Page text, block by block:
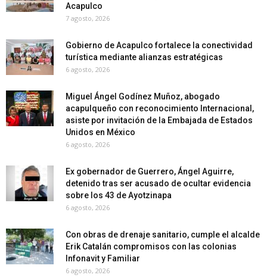
Acapulco
7 agosto, 2026
Gobierno de Acapulco fortalece la conectividad
turística mediante alianzas estratégicas
6 agosto, 2026
Miguel Ángel Godínez Muñoz, abogado
acapulqueño con reconocimiento Internacional,
asiste por invitación de la Embajada de Estados
Unidos en México
6 agosto, 2026
Ex gobernador de Guerrero, Ángel Aguirre,
detenido tras ser acusado de ocultar evidencia
sobre los 43 de Ayotzinapa
6 agosto, 2026
Con obras de drenaje sanitario, cumple el alcalde
Erik Catalán compromisos con las colonias
Infonavit y Familiar
6 agosto, 2026